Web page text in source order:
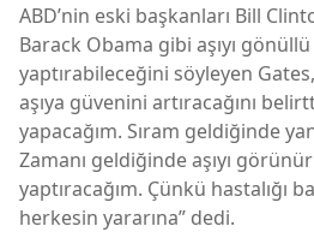
ABD’nin eski başkanları Bill
Barack Obama gibi aşıyı
yaptırabileceğini söyleyen
aşıya güvenini artıracağını
yapacağım. Sıram geldiğinde
Zamanı geldiğinde aşıyı
yaptıracağım. Çünkü hastalığı
herkesin yararına” dedi.